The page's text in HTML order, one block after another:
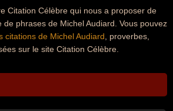
Citation Célèbre qui nous a proposer de
de phrases de Michel Audiard. Vous pouvez
citations de Michel Audiard , proverbes,
sur le site Citation Célèbre.